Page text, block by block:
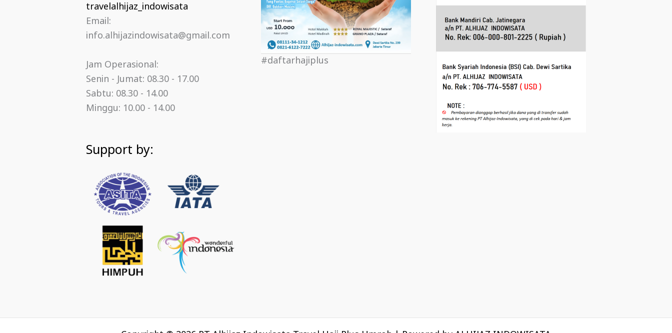
travelalhijaz_indowisata
Email:
info.alhijazindowisata@gmail.com
Jam Operasional:
Senin - Jumat: 08.30 - 17.00
Sabtu: 08.30 - 14.00
Minggu: 10.00 - 14.00
Support by:
#daftarhajiplus